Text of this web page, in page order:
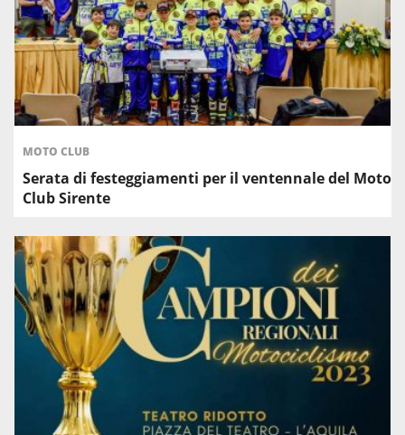
MOTO CLUB
Serata di festeggiamenti per il ventennale del Moto
Club Sirente